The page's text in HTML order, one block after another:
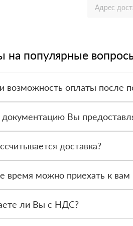
на популярные
возможность оплаты после
него отказаться. Вы
доставка?
и сроков доставки, которые
время можно приехать к вам
ли Вы с НДС?